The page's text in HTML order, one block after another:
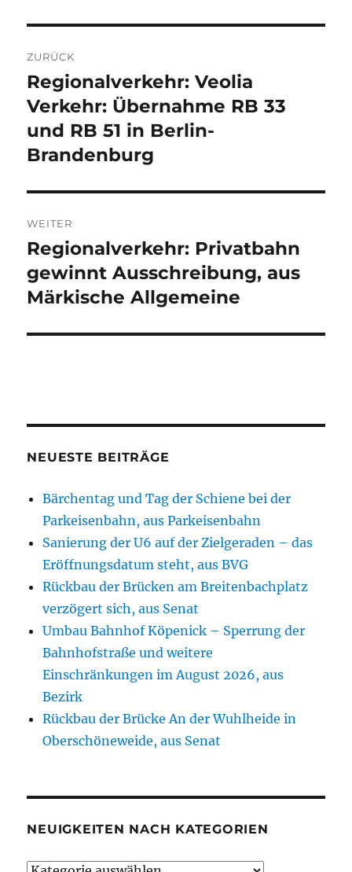
ZURÜCK
Vorheriger
Beitrag:
Regionalverkehr: Veolia
Verkehr: Übernahme RB 33
und RB 51 in Berlin-
Brandenburg
WEITER
Nächster
Beitrag:
Regionalverkehr: Privatbahn
gewinnt Ausschreibung, aus
Märkische Allgemeine
NEUESTE BEITRÄGE
Bärchentag und Tag der Schiene bei der
Parkeisenbahn, aus Parkeisenbahn
Sanierung der U6 auf der Zielgeraden – das
Eröffnungsdatum steht, aus BVG
Rückbau der Brücken am Breitenbachplatz
verzögert sich, aus Senat
Umbau Bahnhof Köpenick – Sperrung der
Bahnhofstraße und weitere
Einschränkungen im August 2026, aus
Bezirk
Rückbau der Brücke An der Wuhlheide in
Oberschöneweide, aus Senat
NEUIGKEITEN NACH KATEGORIEN